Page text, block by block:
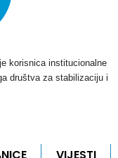
korisnica institucionalne
društva za stabilizaciju i